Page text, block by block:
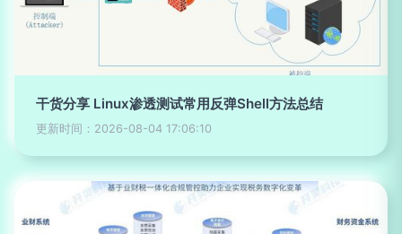
干货分享 Linux渗透测试常用反弹Shell方法总结
更新时间：2026-08-04 17:06:10